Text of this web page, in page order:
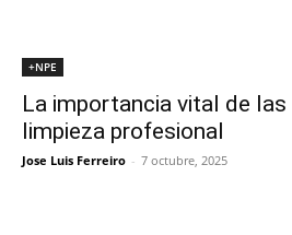
+NPE
La importancia vital de
limpieza profesional
Jose Luis Ferreiro - 7 octubre, 2025